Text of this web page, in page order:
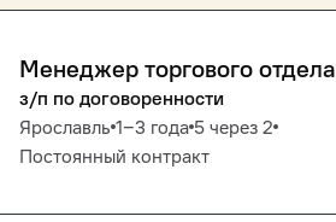
Менеджер торгового отдела
з/п по договоренности
Ярославль 1‒3 года 5 через 2
Постоянный контракт